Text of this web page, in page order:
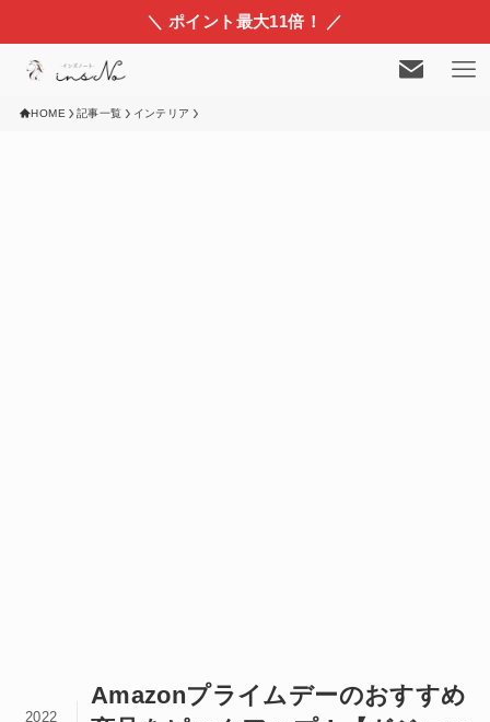
＼ ポイント最大11倍！ ／
HOME 記事一覧 インテリア
Amazonプライムデーのおすすめ
2022